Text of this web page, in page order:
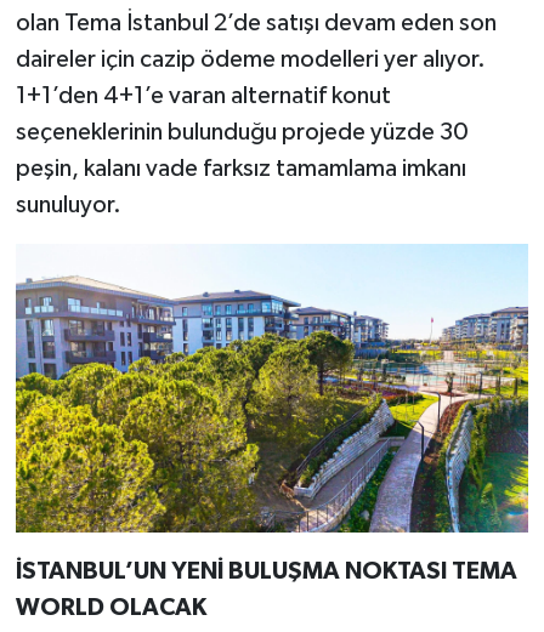
olan Tema İstanbul 2’de satışı devam eden son
daireler için cazip ödeme modelleri yer alıyor.
1+1’den 4+1’e varan alternatif konut
seçeneklerinin bulunduğu projede yüzde 30
peşin, kalanı vade farksız tamamlama imkanı
sunuluyor.
İSTANBUL’UN YENİ BULUŞMA NOKTASI TEMA
WORLD OLACAK